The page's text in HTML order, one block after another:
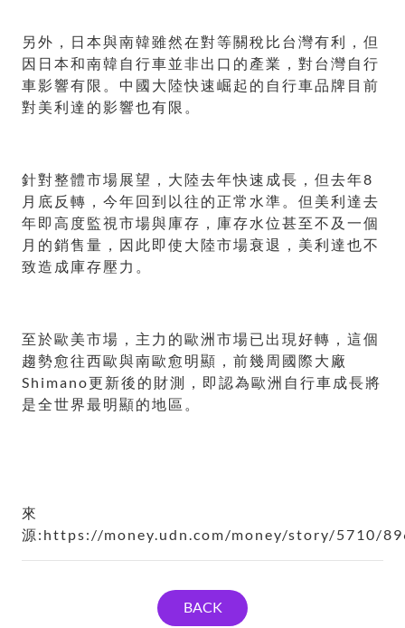
另外，日本與南韓雖然在對等關稅比台灣有利，但
因日本和南韓自行車並非出口的產業，對台灣自行
車影響有限。中國大陸快速崛起的自行車品牌目前
對美利達的影響也有限。
針對整體市場展望，大陸去年快速成長，但去年8
月底反轉，今年回到以往的正常水準。但美利達去
年即高度監視市場與庫存，庫存水位甚至不及一個
月的銷售量，因此即使大陸市場衰退，美利達也不
致造成庫存壓力。
至於歐美市場，主力的歐洲市場已出現好轉，這個
趨勢愈往西歐與南歐愈明顯，前幾周國際大廠
Shimano更新後的財測，即認為歐洲自行車成長將
是全世界最明顯的地區。
來
源:https://money.udn.com/money/story/5710/
BACK